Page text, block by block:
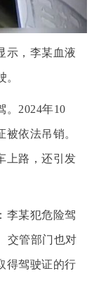
，李某血液
2024年10
依法吊销。
上路，还引发
某犯危险驾
交管部门也对
得驾驶证的行